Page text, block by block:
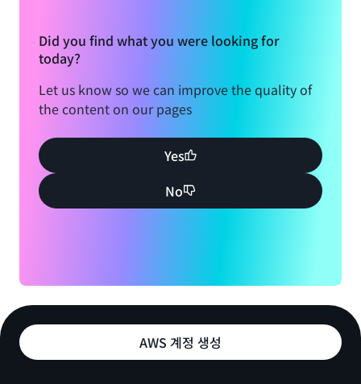
Did you find what you were looking for
today?
Let us know so we can improve the quality of
the content on our pages
Yes
No
AWS 계정 생성